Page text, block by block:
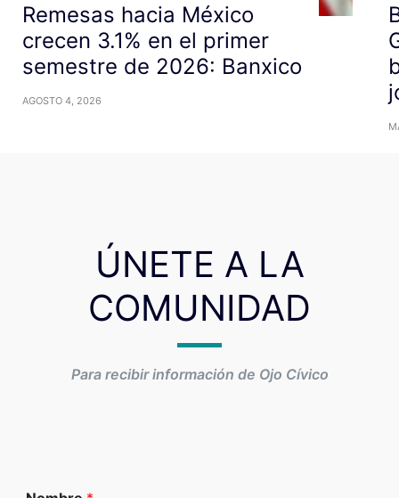
Remesas hacia México
crecen 3.1% en el primer
semestre de 2026: Banxico
AGOSTO 4, 2026
ÚNETE A LA
COMUNIDAD
Para recibir información de Ojo Cívico